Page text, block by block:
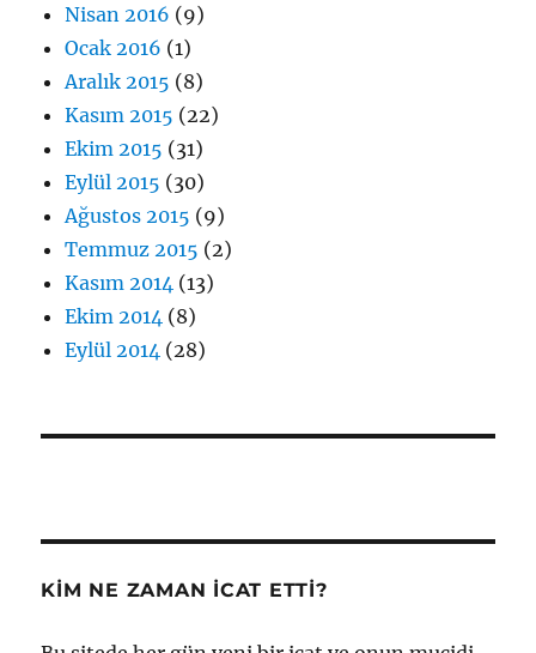
Nisan 2016 (9)
Ocak 2016 (1)
Aralık 2015 (8)
Kasım 2015 (22)
Ekim 2015 (31)
Eylül 2015 (30)
Ağustos 2015 (9)
Temmuz 2015 (2)
Kasım 2014 (13)
Ekim 2014 (8)
Eylül 2014 (28)
KIM NE ZAMAN İCAT ETTI?